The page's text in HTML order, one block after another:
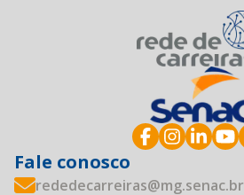
Fale conosco
rededecarreiras@mg.senac.br